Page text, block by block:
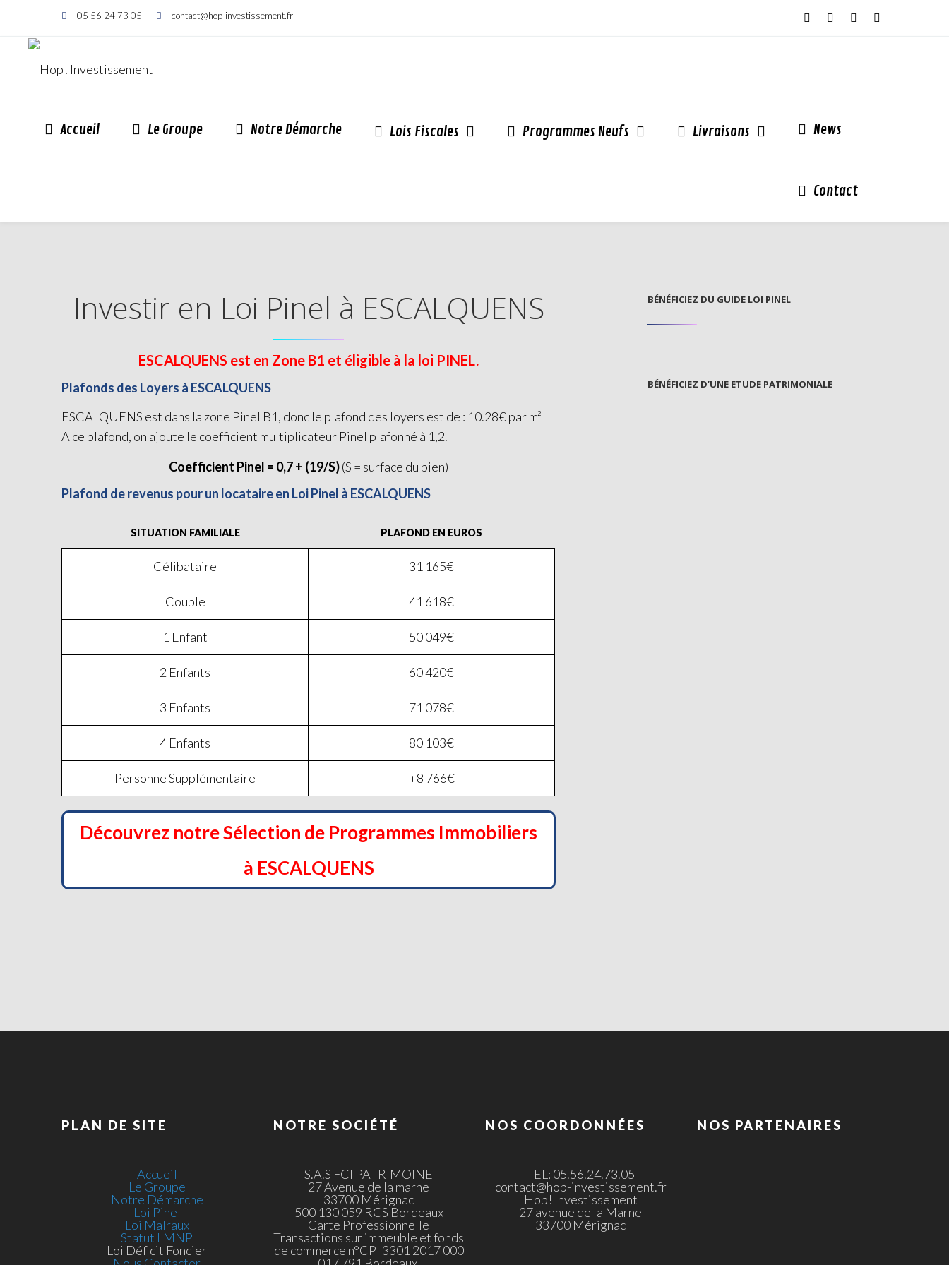
05 56 24 73 05 contact@hop-investissement.fr
Accueil Le Groupe Notre Démarche Lois Fiscales Programmes Neufs Livraisons News
Contact
Investir en Loi Pinel à ESCALQUENS
ESCALQUENS est en Zone B1 et éligible à la loi PINEL.
Plafonds des Loyers à ESCALQUENS
ESCALQUENS est dans la zone Pinel B1, donc le plafond des loyers est de : 10.28€ par m²
A ce plafond, on ajoute le coefficient multiplicateur Pinel plafonné à 1,2.
Coefficient Pinel = 0,7 + (19/S)(S = surface du bien)
Plafond de revenus pour un locataire en Loi Pinel à ESCALQUENS
SITUATION FAMILIALE
Célibataire
Couple
1 Enfant
2 Enfants
3 Enfants
4 Enfants
Personne Supplémentaire
PLAFOND EN EUROS
31 165€
41 618€
50 049€
60 420€
71 078€
80 103€
+8 766€
Découvrez notre Sélection de Programmes Immobiliers
à ESCALQUENS
BÉNÉFICIEZ DU GUIDE LOI PINEL
BÉNÉFICIEZ D’UNE ETUDE PATRIMONIALE
PLAN DE SITE
Accueil
Le Groupe
Notre Démarche
Loi Pinel
Loi Malraux
Statut LMNP
Loi Déficit Foncier
NOTRE SOCIÉTÉ
S.A.S FCI PATRIMOINE
27 Avenue de la marne
33700 Mérignac
500 130 059 RCS Bordeaux
Carte Professionnelle
Transactions sur immeuble et fonds
de commerce n°CPI 3301 2017 000
NOS COORDONNÉES
TEL: 05.56.24.73.05
contact@hop-investissement.fr
Hop! Investissement
27 avenue de la Marne
33700 Mérignac
NOS PARTENAIRES